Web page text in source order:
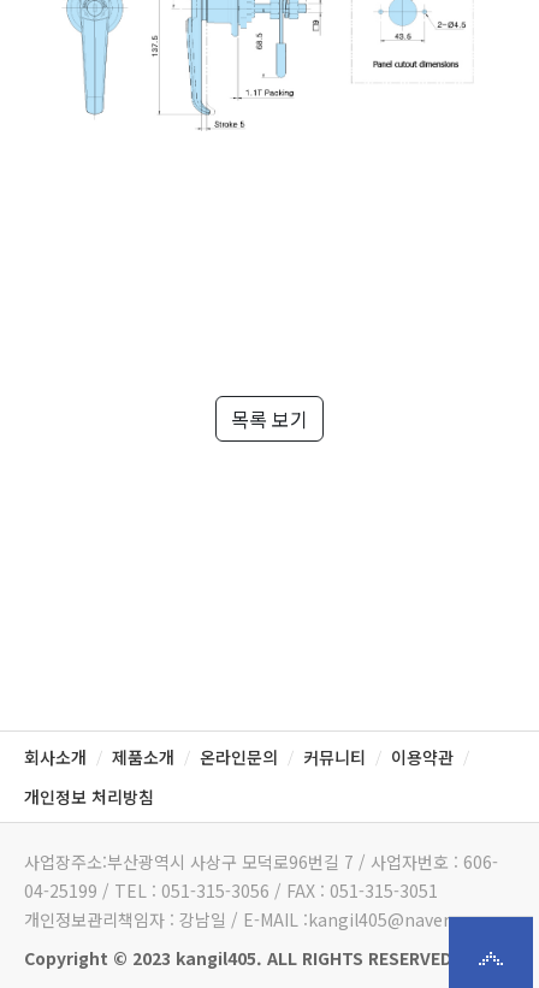
목록 보기
회사소개 / 제품소개 / 온라인문의 / 커뮤니티 / 이용약관 /
개인정보 처리방침
사업장주소:부산광역시 사상구 모덕로96번길 7 / 사업자번호 : 606-
04-25199 / TEL : 051-315-3056 / FAX : 051-315-3051
개인정보관리책임자 : 강남일 / E-MAIL :kangil405@naver.com
Copyright © 2023 kangil405. ALL RIGHTS RESERVED